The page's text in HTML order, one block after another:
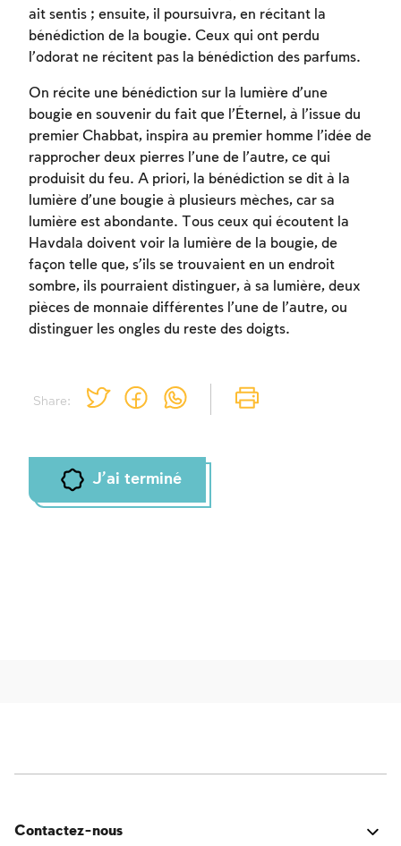
Share:
ait sentis ; ensuite, il poursuivra, en récitant la
bénédiction de la bougie. Ceux qui ont perdu
l’odorat ne récitent pas la bénédiction des parfums.
On récite une bénédiction sur la lumière d’une
bougie en souvenir du fait que l’Éternel, à l’issue du
premier Chabbat, inspira au premier homme l’idée de
rapprocher deux pierres l’une de l’autre, ce qui
produisit du feu. A priori, la bénédiction se dit à la
lumière d’une bougie à plusieurs mèches, car sa
lumière est abondante. Tous ceux qui écoutent la
Havdala doivent voir la lumière de la bougie, de
façon telle que, s’ils se trouvaient en un endroit
sombre, ils pourraient distinguer, à sa lumière, deux
pièces de monnaie différentes l’une de l’autre, ou
distinguer les ongles du reste des doigts.
J'ai terminé
Contactez-nous